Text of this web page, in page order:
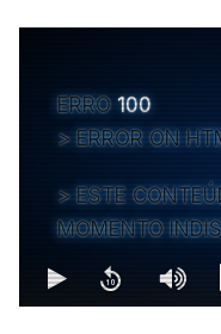
ERRO 100
ERROR ON
ESTE
MOMENTO